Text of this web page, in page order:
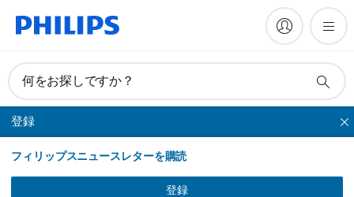
何をお探しですか？
登録
フィリップスニュースレターを購読
登録
シリーズシェーバー
ウェット＆ドライ電気シェーバー